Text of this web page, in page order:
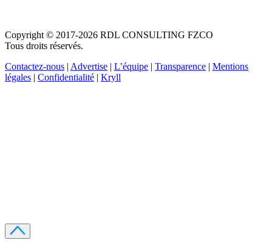
Copyright © 2017-2026 RDL CONSULTING FZCO
Tous droits réservés.
Contactez-nous | Advertise | L’équipe | Transparence | Mentions
légales | Confidentialité | Kryll